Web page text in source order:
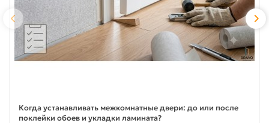
Когда устанавливать межкомнатные двери: до или после
поклейки обоев и укладки ламината?